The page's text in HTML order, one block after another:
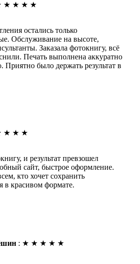
★ ★ ★ ★
остались только
Обслуживание на высоте,
Заказала фотокнигу, всё
Печать выполнена аккуратно
Приятно было держать результат в
★ ★ ★
и результат превзошел
сайт, быстрое оформление.
кто хочет сохранить
в красивом формате.
: ★ ★ ★ ★ ★